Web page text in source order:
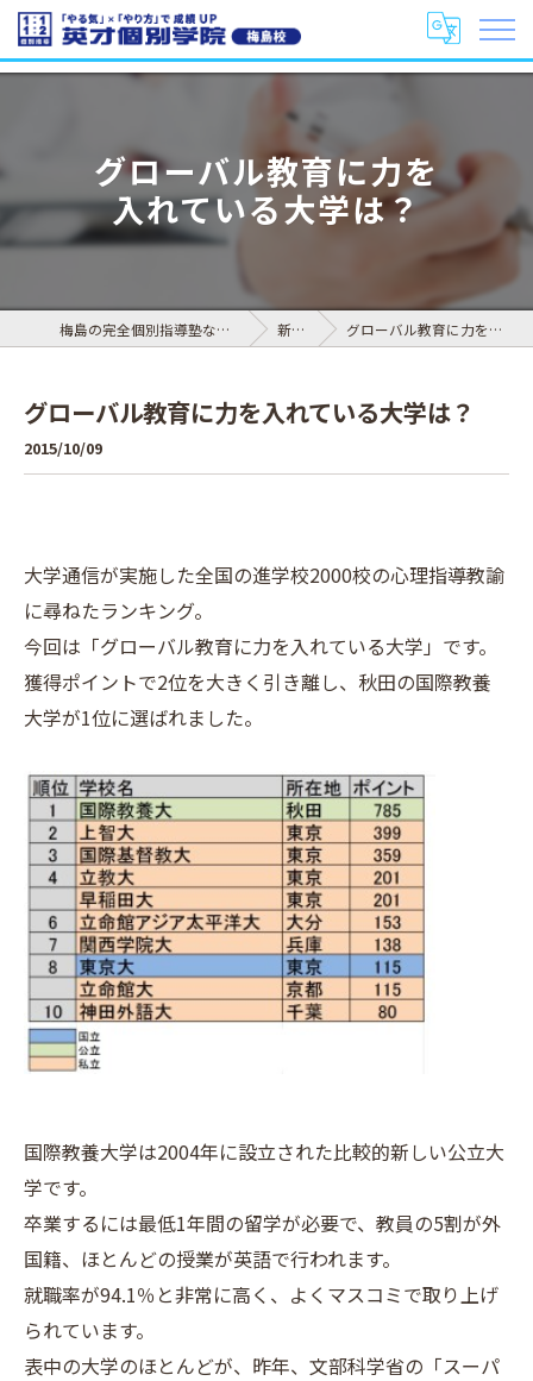
グローバル教育に力を
入れている大学は？
梅島の完全個別指導塾なら英才個別学院 梅島校 新着情報 グローバル教育に力を入れている大学は？
グローバル教育に力を入れている大学は？
2015/10/09
大学通信が実施した全国の進学校2000校の心理指導教諭
に尋ねたランキング。
今回は「グローバル教育に力を入れている大学」です。
獲得ポイントで2位を大きく引き離し、秋田の国際教養
大学が1位に選ばれました。
国際教養大学は2004年に設立された比較的新しい公立大
学です。
卒業するには最低1年間の留学が必要で、教員の5割が外
国籍、ほとんどの授業が英語で行われます。
就職率が94.1％と非常に高く、よくマスコミで取り上げ
られています。
表中の大学のほとんどが、昨年、文部科学省の「スーパ